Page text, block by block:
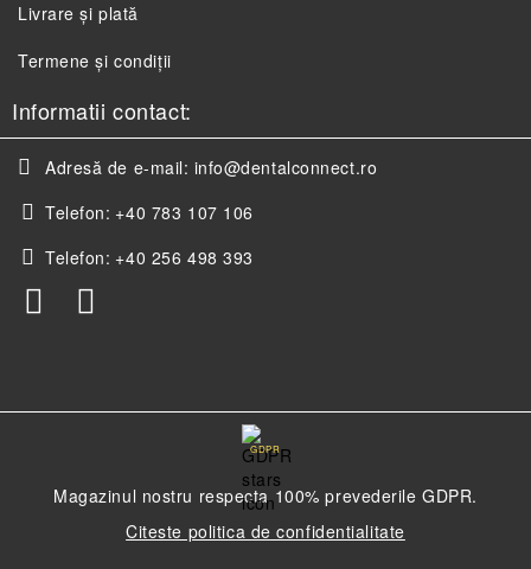
Livrare și plată
Termene și condiții
Informatii contact:
Adresă de e-mail: info@dentalconnect.ro
Telefon: +40 783 107 106
Telefon: +40 256 498 393
GDPR
Magazinul nostru respecta 100% prevederile GDPR.
Citeste politica de confidentialitate